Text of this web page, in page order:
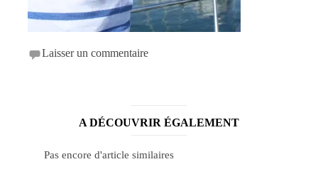
Laisser un commentaire
A DÉCOUVRIR ÉGALEMENT
Pas encore d'article similaires